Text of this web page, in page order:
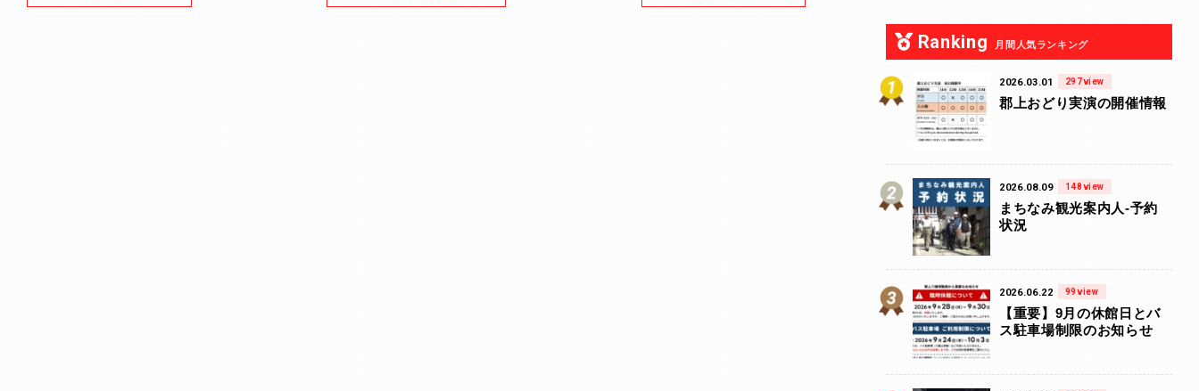
Ranking 月間人気ランキング
2026.03.01 297view
郡上おどり実演の開催情報
2026.08.09 148view
まちなみ観光案内人-予約
状況
2026.06.22 99view
【重要】9月の休館日とバ
ス駐車場制限のお知らせ